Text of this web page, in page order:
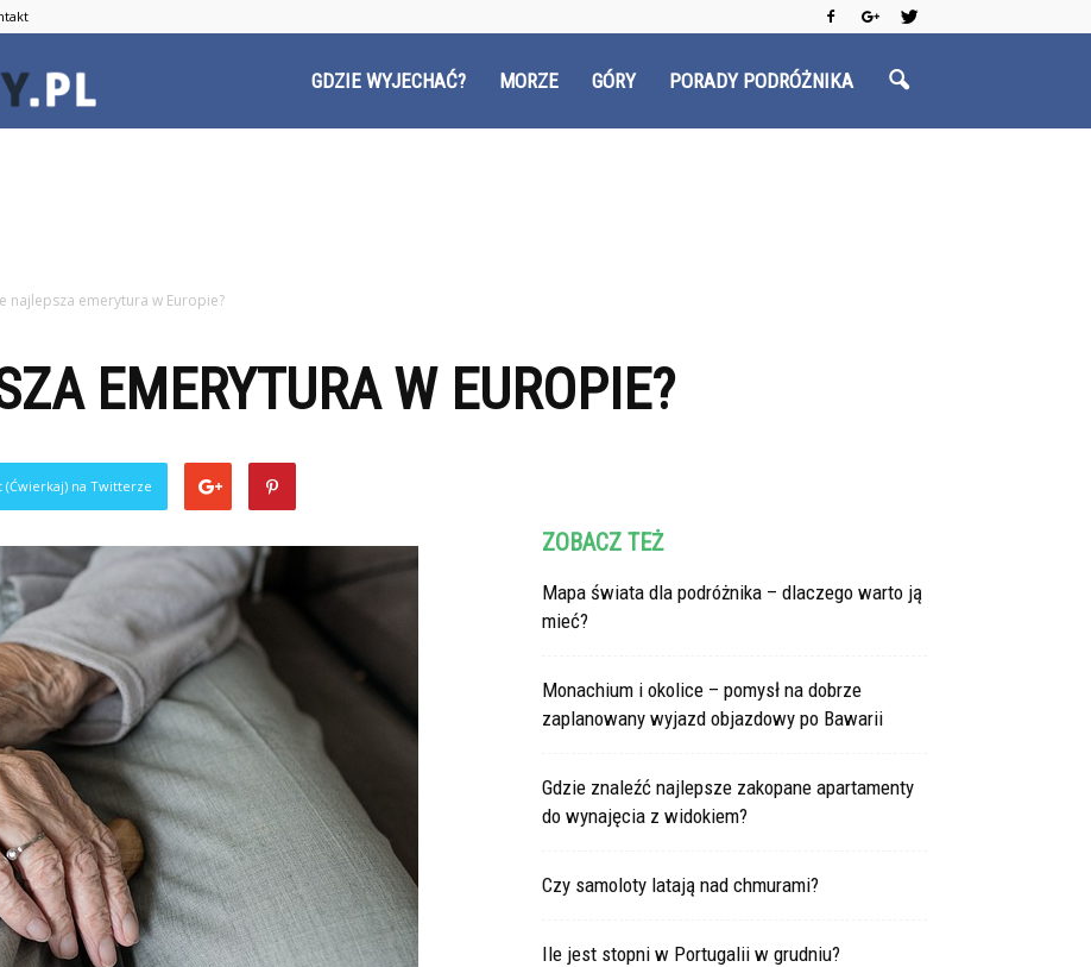
GDZIE WYJECHAĆ? MORZE GÓRY PORADY PODRÓŻNIKA
najlepsza emerytura w Europie?
EMERYTURA W EUROPIE?
(Ćwierkaj) na Twitterze
ZOBACZ TEŻ
Mapa świata dla podróżnika – dlaczego warto ją
mieć?
Monachium i okolice – pomysł na dobrze
zaplanowany wyjazd objazdowy po Bawarii
Gdzie znaleźć najlepsze zakopane apartamenty
do wynajęcia z widokiem?
Czy samoloty latają nad chmurami?
Ile jest stopni w Portugalii w grudniu?